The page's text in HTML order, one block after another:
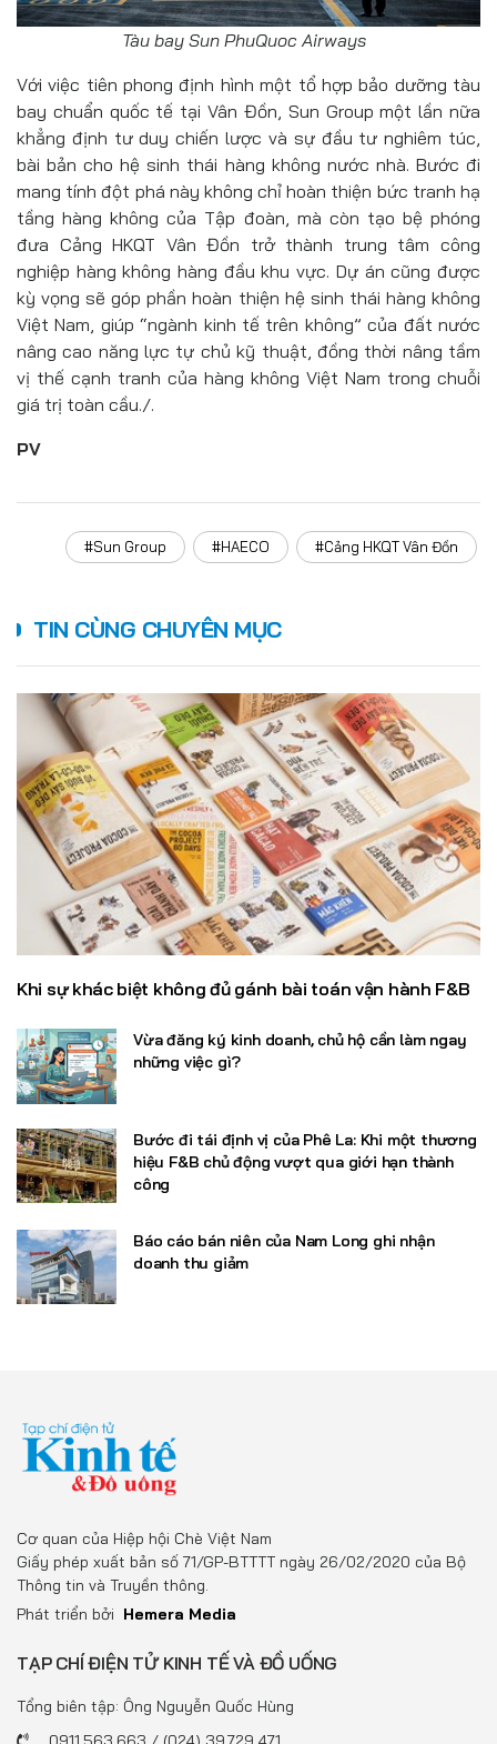
Tàu bay Sun PhuQuoc Airways
Với việc tiên phong định hình một tổ hợp bảo dưỡng tàu
bay chuẩn quốc tế tại Vân Đồn, Sun Group một lần nữa
khẳng định tư duy chiến lược và sự đầu tư nghiêm túc,
bài bản cho hệ sinh thái hàng không nước nhà. Bước đi
mang tính đột phá này không chỉ hoàn thiện bức tranh hạ
tầng hàng không của Tập đoàn, mà còn tạo bệ phóng
đưa Cảng HKQT Vân Đồn trở thành trung tâm công
nghiệp hàng không hàng đầu khu vực. Dự án cũng được
kỳ vọng sẽ góp phần hoàn thiện hệ sinh thái hàng không
Việt Nam, giúp “ngành kinh tế trên không” của đất nước
nâng cao năng lực tự chủ kỹ thuật, đồng thời nâng tầm
vị thế cạnh tranh của hàng không Việt Nam trong chuỗi
giá trị toàn cầu./.
PV
#Sun Group #HAECO #Cảng HKQT Vân Đồn
TIN CÙNG CHUYÊN MỤC
Khi sự khác biệt không đủ gánh bài toán vận hành F&B
Vừa đăng ký kinh doanh, chủ hộ cần làm ngay
những việc gì?
Bước đi tái định vị của Phê La: Khi một thương
hiệu F&B chủ động vượt qua giới hạn thành
công
Báo cáo bán niên của Nam Long ghi nhận
doanh thu giảm
Cơ quan của Hiệp hội Chè Việt Nam
Giấy phép xuất bản số 71/GP-BTTTT ngày 26/02/2020 của Bộ
Thông tin và Truyền thông.
Phát triển bởi Hemera Media
TẠP CHÍ ĐIỆN TỬ KINH TẾ VÀ ĐỒ UỐNG
Tổng biên tập: Ông Nguyễn Quốc Hùng